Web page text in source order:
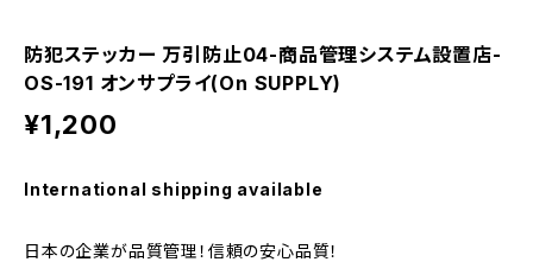
防犯ステッカー 万引防止04-商品管理システム設置店-
OS-191 オンサプライ(On SUPPLY)
¥1,200
International shipping available
日本の企業が品質管理！信頼の安心品質！